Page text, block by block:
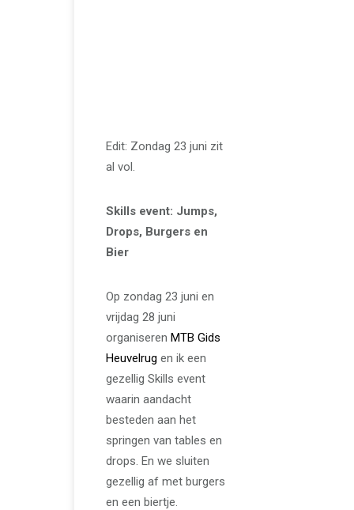
Edit: Zondag 23 juni zit
al vol.
Skills event: Jumps,
Drops, Burgers en
Bier
Op zondag 23 juni en
vrijdag 28 juni
organiseren MTB Gids
Heuvelrug en ik een
gezellig Skills event
waarin aandacht
besteden aan het
springen van tables en
drops. En we sluiten
gezellig af met burgers
en een biertje.